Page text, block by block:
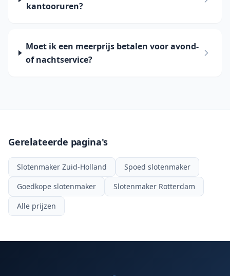
kantooruren?
Moet ik een meerprijs betalen voor avond-
of nachtservice?
Gerelateerde pagina's
Slotenmaker Zuid-Holland
Spoed slotenmaker
Goedkope slotenmaker
Slotenmaker Rotterdam
Alle prijzen